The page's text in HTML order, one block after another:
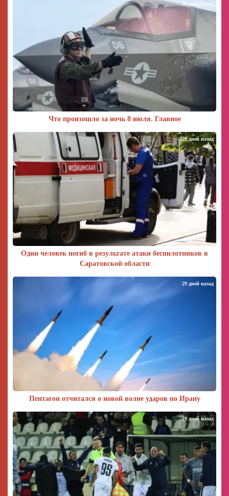
Что произошло за ночь 8 июля. Главное
29 дней назад
Один человек погиб в результате атаки беспилотников в
Саратовской области
29 дней назад
Пентагон отчитался о новой волне ударов по Ирану
29 дней назад
29 дней назад